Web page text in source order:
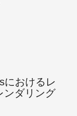
におけるレ
ンダリング